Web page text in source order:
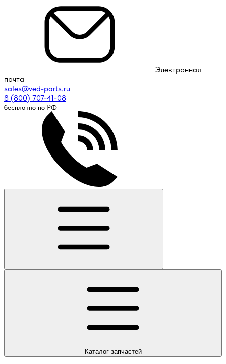
Электронная
почта
sales@ved-parts.ru
8 (800) 707-41-08
бесплатно по РФ
Каталогзапчастей